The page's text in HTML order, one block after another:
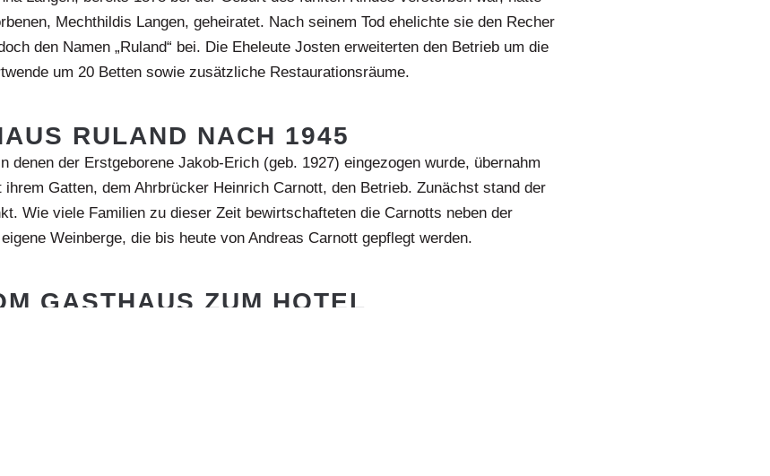
Mechthildis Langen, geheiratet. Nach seinem Tod ehelichte sie den Recher
den Namen „Ruland“ bei. Die Eheleute Josten erweiterten den Betrieb um die
um 20 Betten sowie zusätzliche Restaurationsräume.
RULAND NACH 1945
denen der Erstgeborene Jakob-Erich (geb. 1927) eingezogen wurde, übernahm
Gatten, dem Ahrbrücker Heinrich Carnott, den Betrieb. Zunächst stand der
Wie viele Familien zu dieser Zeit bewirtschafteten die Carnotts neben der
Weinberge, die bis heute von Andreas Carnott gepflegt werden.
GASTHAUS ZUM HOTEL